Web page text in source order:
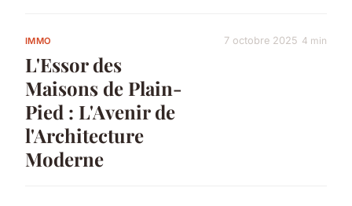
IMMO
L'Essor des
Maisons de Plain-
Pied : L'Avenir de
l'Architecture
Moderne
7 octobre 2025 4 min